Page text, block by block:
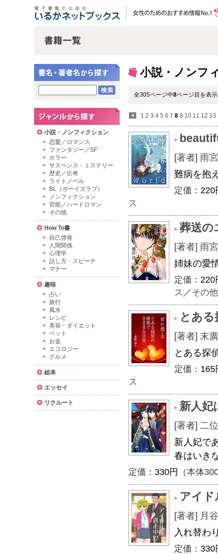
小説・ノンフ
全305ページ中8ページ目を表
1 2 3 4 5 6 7 8 9 10 11 12 13
[著者] 雨
難病を抱
定価： 220
ス
葬送の
[著者] 雨
姉妹の愛
定価： 220
ス ／ その他
とあ
[著者] 末
とある探
定価： 165
ス
新人妃
[著者] 二
新人妃で
春はいき
定価： 330円 （本体
アイド
[著者] 月
入れ替わ
定価： 330
小説・ノンフィクション
恋愛／ロマンス
ファンタジー／SF
ホラー
サスペンス・ミステリー
歴史／伝奇
ライトノベル
BL（ボーイズラブ）
ノンフィクション
官能／ハードロマン
その他
How To書
自己啓発
人間関係
心理学
話し方・スピーチ
マナー
趣味
占い
旅行
風水
レシピ
美容・ダイエット
ペット
お金
エコロジー
グルメ
絵本
エッセイ
リクルート